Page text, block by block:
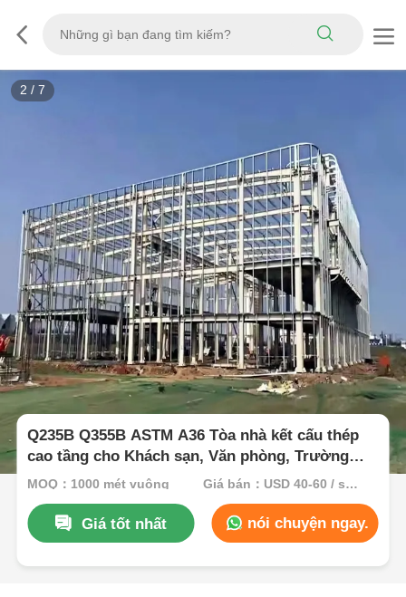
3 / 7
Q235B Q355B ASTM A36 Tòa nhà kết cấu thép
cao tầng cho Khách sạn, Văn phòng, Trường
học
MOQ：1000 mét vuông Giá bán：USD 40-60 / sqm
Giá tốt nhất nói chuyện ngay.